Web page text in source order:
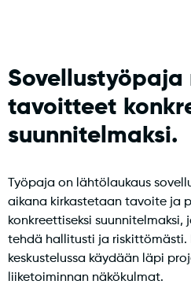
Sovellustyöpaja
tavoitteet
suunnitelmaksi.
Työpaja on lähtölaukaus
aikana kirkastetaan tavoite ja
konkreettiseksi
tehdä hallitusti ja riskittömästi.
keskustelussa käydään läpi
liiketoiminnan näkökulmat.